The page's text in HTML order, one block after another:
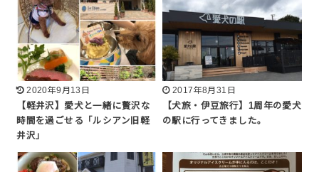
2020年9月13日
【軽井沢】愛犬と一緒に贅沢な
時間を過ごせる「ルシアン旧軽
井沢」
2017年8月31日
【犬旅・伊豆旅行】1周年の愛犬
の駅に行ってきました。